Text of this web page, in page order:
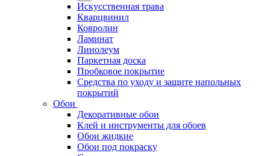
Искусственная трава
Кварцвинил
Ковролин
Ламинат
Линолеум
Паркетная доска
Пробковое покрытие
Средства по уходу и защите напольных
покрытий
Обои
Декоративные обои
Клей и инструменты для обоев
Обои жидкие
Обои под покраску